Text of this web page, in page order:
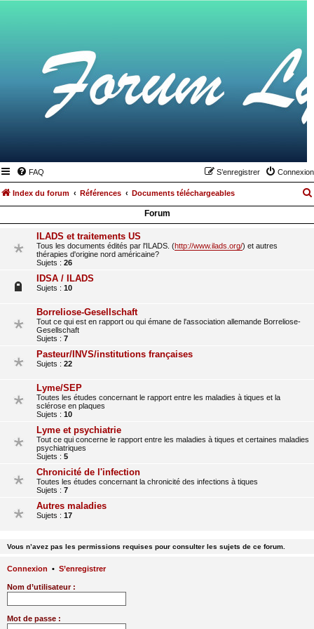
FAQ Connexion
S’enregistrer
Index du forum Références Documents téléchargeables
Forum
ILADS et traitements US
Tous les documents édités par l'ILADS. (http://www.ilads.org/) et autres
thérapies d'origine nord américaine?
Sujets : 26
IDSA / ILADS
Sujets : 10
Borreliose-Gesellschaft
Tout ce qui est en rapport ou qui émane de l'association allemande Borreliose-
Gesellschaft
Sujets : 7
Pasteur/INVS/institutions françaises
Sujets : 22
Lyme/SEP
Toutes les études concernant le rapport entre les maladies à tiques et la
sclérose en plaques
Sujets : 10
Lyme et psychiatrie
Tout ce qui concerne le rapport entre les maladies à tiques et certaines maladies
psychiatriques
Sujets : 5
Chronicité de l'infection
Toutes les études concernant la chronicité des infections à tiques
Sujets : 7
Autres maladies
Sujets : 17
Vous n’avez pas les permissions requises pour consulter les sujets de ce forum.
Connexion • S’enregistrer
Nom d’utilisateur :
Mot de passe :